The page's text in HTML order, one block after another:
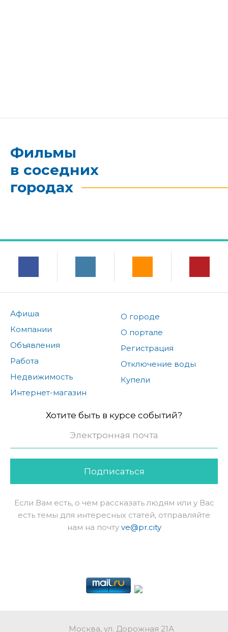
Фильмы
в соседних
городах
Афиша
Компании
Объявления
Работа
Недвижимость
Интернет-магазин
О городе
О портале
Регистрация
Отключение воды
Купели
Хотите быть в курсе событий?
Подписаться
Если Вам есть, о чем рассказать людям или у Вас
есть темы для интересных статей, отправляйте
нам на почту ve@pr.city
Москва, ул. Дорожная 21А